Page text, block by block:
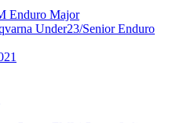
Enduro Major
Under23/Senior Enduro